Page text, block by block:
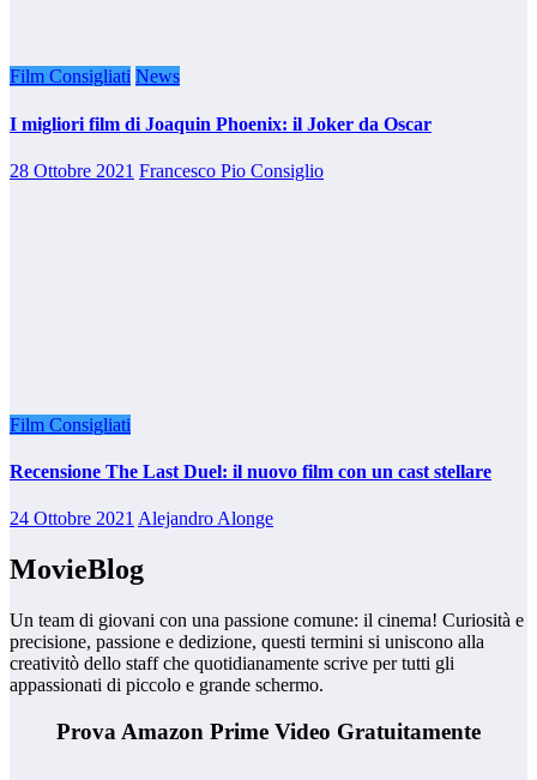
Film Consigliati News
I migliori film di Joaquin Phoenix: il Joker da Oscar
28 Ottobre 2021 Francesco Pio Consiglio
Film Consigliati
Recensione The Last Duel: il nuovo film con un cast stellare
24 Ottobre 2021 Alejandro Alonge
MovieBlog
Un team di giovani con una passione comune: il cinema! Curiosità e
precisione, passione e dedizione, questi termini si uniscono alla
creativitò dello staff che quotidianamente scrive per tutti gli
appassionati di piccolo e grande schermo.
Prova Amazon Prime Video Gratuitamente